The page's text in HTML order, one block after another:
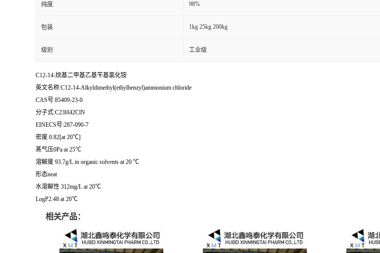
纯度 98%
包装 1kg 25kg 200kg
级别 工业级
C12-14-烷基二甲基乙基苄基氯化铵
英文名称:C12-14-Alkyldimethyl(ethylbenzyl)ammonium chloride
CAS号:85409-23-0
分子式:C23H42ClN
EINECS号:287-090-7
密度 0.82[at 20℃]
蒸气压0Pa at 25℃
溶解度 93.7g/L in organic solvents at 20 ℃
形态neat
水溶解性 312mg/L at 20℃
LogP2.48 at 20℃
相关产品：